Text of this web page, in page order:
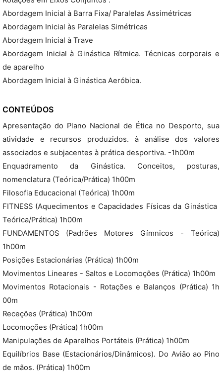
Abordagem Inicial à Barra Fixa/ Paralelas Assimétricas
Abordagem Inicial às Paralelas Simétricas
Abordagem Inicial à Trave
Abordagem Inicial à Ginástica Rítmica. Técnicas corporais e
de aparelho
Abordagem Inicial à Ginástica Aeróbica.
CONTEÚDOS
Apresentação do Plano Nacional de Ética no Desporto, sua
atividade e recursos produzidos. à análise dos valores
associados e subjacentes à prática desportiva. -1h00m
Enquadramento da Ginástica. Conceitos, posturas,
nomenclatura (Teórica/Prática) 1h00m
Filosofia Educacional (Teórica) 1h00m
FITNESS (Aquecimentos e Capacidades Físicas da Ginástica 
Teórica/Prática) 1h00m
FUNDAMENTOS (Padrões Motores Gímnicos - Teórica)
1h00m
Posições Estacionárias (Prática) 1h00m
Movimentos Lineares - Saltos e Locomoções (Prática) 1h00m
Movimentos Rotacionais - Rotações e Balanços (Prática) 1h
00m
Receções (Prática) 1h00m
Locomoções (Prática) 1h00m
Manipulações de Aparelhos Portáteis (Prática) 1h00m
Equilíbrios Base (Estacionários/Dinâmicos). Do Avião ao Pino
de mãos. (Prática) 1h00m